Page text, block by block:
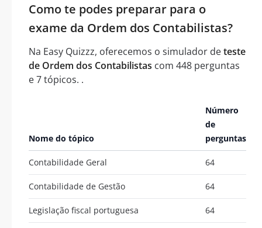
Como te podes preparar para o
exame da Ordem dos Contabilistas?
Na Easy Quizzz, oferecemos o simulador deteste
de Ordem dos Contabilistas com 448 perguntas
e 7 tópicos. .
Nome do tópico
Número
de
perguntas
Contabilidade Geral 64
Contabilidade de Gestão 64
Legislação fiscal portuguesa 64